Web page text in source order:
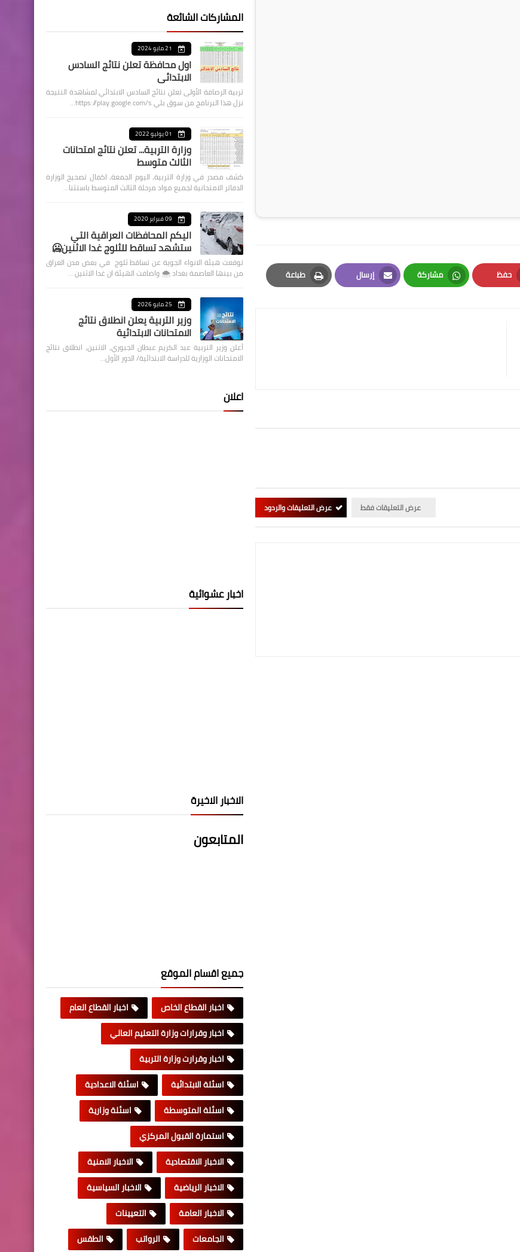
حفظ
Pinterest
مشاركة
Whatsapp
إرسال
Email
طباعة
Print
عرض التعليقات فقط عرض التعليقات والردود
المشاركات الشائعة
21 مايو 2024
اول محافظة تعلن نتائج السادس
الابتدائي
تربية الرصافة الأولى تعلن نتائج السادس الابتدائي لمشاهدة النتيجة
نزل هذا البرنامج من سوق بلي https://play.google.com/s…
01 يوليو 2022
وزارة التربية... تعلن نتائج امتحانات
الثالث متوسط
كشف مصدر في وزارة التربية، اليوم الجمعة، اكمال تصحيح الوزارة
الدفاتر الامتحانية لجميع مواد مرحلة الثالث المتوسط باستثنا…
09 فبراير 2020
اليكم المحافظات العراقية التي
ستشهد تساقط للثلوج غدا الاثنين🥶
توقعت هيئة الانواء الجوية عن تساقط ثلوج في بعض مدن العراق
من بينها العاصمة بغداد ⁦🌨️⁩ واضافت الهيئة ان غدا الاثنين …
25 مايو 2026
وزير التربية يعلن انطلاق نتائج
الامتحانات الابتدائية
أعلن وزير التربية عبد الكريم عبطان الجبوري، الاثنين، انطلاق نتائج
الامتحانات الوزارية للدراسة الابتدائية/ الدور الأول…
اعلان
اخبار عشوائية
الاخبار الاخيرة
المتابعون
جميع اقسام الموقع
اخبار القطاع الخاص
اخبار القطاع العام
اخبار وقرارات وزارة التعليم العالي
اخبار وقرارت وزارة التربية
اسئلة الابتدائية
اسئلة الاعدادية
اسئلة المتوسطة
اسئلة وزارية
استمارة القبول المركزي
الاخبار الاقتصادية
الاخبار الامنية
الاخبار الرياضية
الاخبار السياسية
الاخبار العامة
التعيينات
الجامعات
الرواتب الطقس